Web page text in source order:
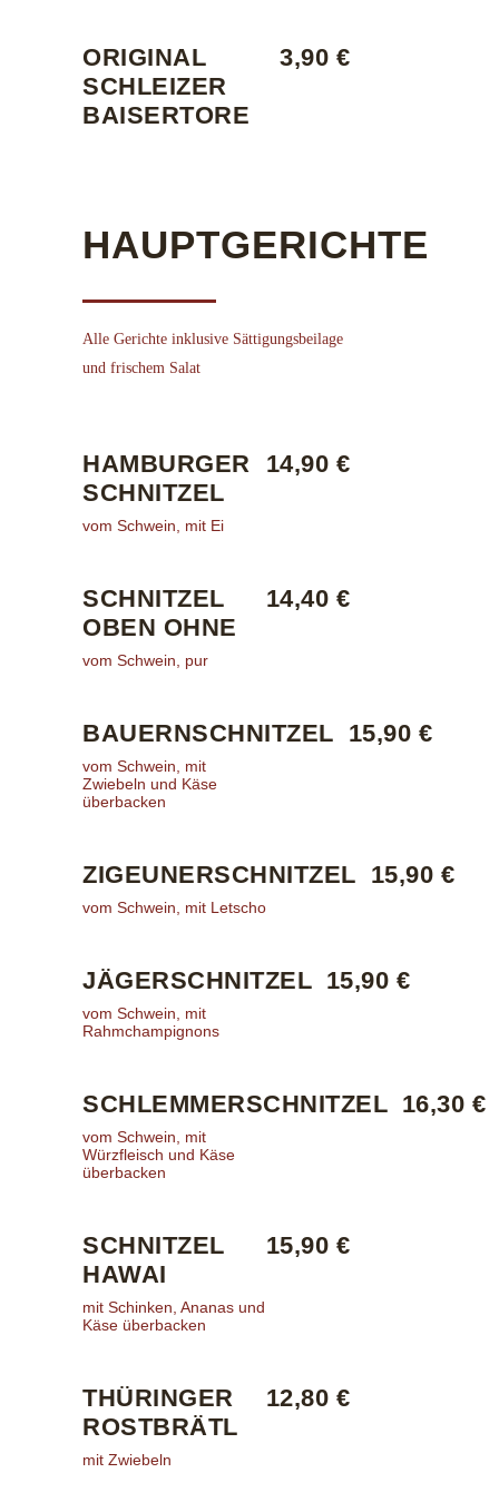
ORIGINAL
SCHLEIZER
BAISERTORE
3,90 €
HAUPTGERICHTE
Alle Gerichte inklusive Sättigungsbeilage
und frischem Salat
HAMBURGER
SCHNITZEL
14,90 €
vom Schwein, mit Ei
SCHNITZEL
OBEN OHNE
14,40 €
vom Schwein, pur
BAUERNSCHNITZEL 15,90 €
vom Schwein, mit
Zwiebeln und Käse
überbacken
ZIGEUNERSCHNITZEL 15,90 €
vom Schwein, mit Letscho
JÄGERSCHNITZEL 15,90 €
vom Schwein, mit
Rahmchampignons
SCHLEMMERSCHNITZEL 16,30 €
vom Schwein, mit
Würzfleisch und Käse
überbacken
SCHNITZEL
HAWAI
15,90 €
mit Schinken, Ananas und
Käse überbacken
THÜRINGER
ROSTBRÄTL
12,80 €
mit Zwiebeln